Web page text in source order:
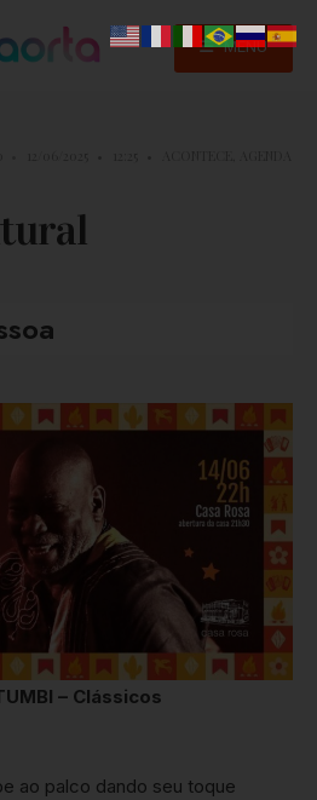
MENU
– Clássicos
ao palco dando seu toque